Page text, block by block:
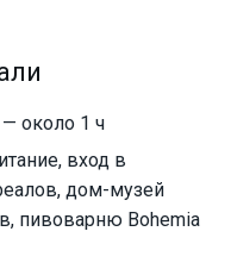
около 1 ч
вход в
дом-музей
пивоварню Bohemia